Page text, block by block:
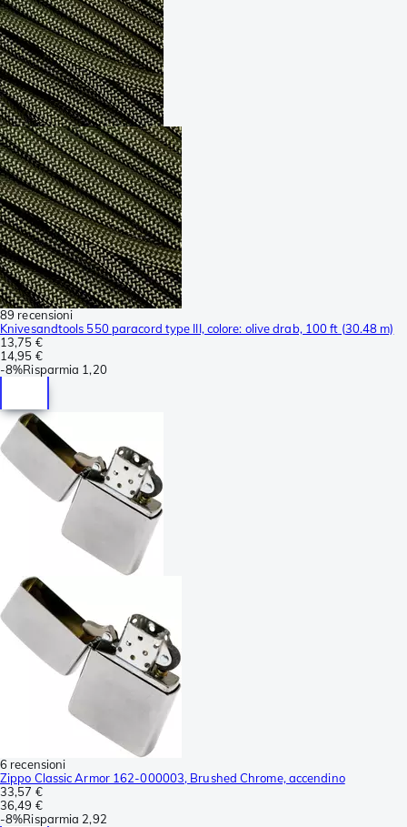
89 recensioni
Knivesandtools 550 paracord type III, colore: olive drab, 100 ft (30.48 m)
13,75 €
14,95 €
-8%Risparmia 1,20
6 recensioni
Zippo Classic Armor 162-000003, Brushed Chrome, accendino
33,57 €
36,49 €
-8%Risparmia 2,92